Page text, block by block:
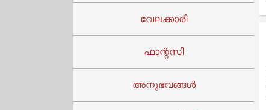
വേലക്കാരി
ഫാന്റസി
അനുഭവങ്ങൾ